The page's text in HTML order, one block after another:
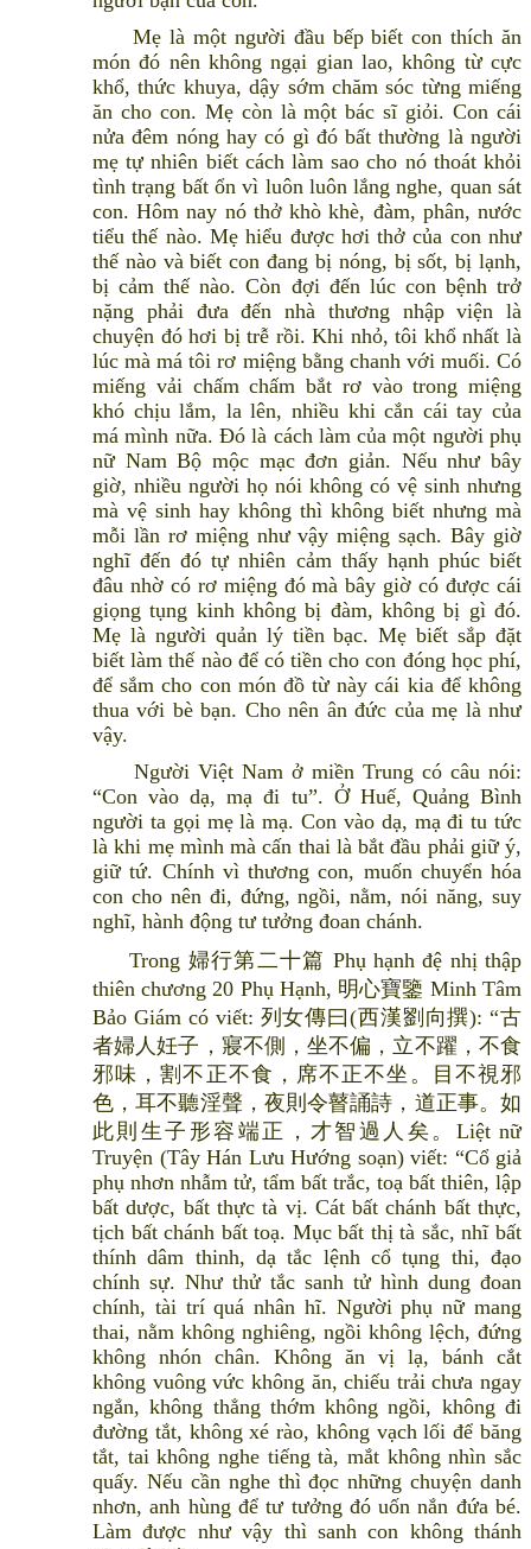
Mẹ là một người đầu bếp biết con thích ăn
món đó nên không ngại gian lao, không từ cực
khổ, thức khuya, dậy sớm chăm sóc từng miếng
ăn cho con. Mẹ còn là một bác sĩ giỏi. Con cái
nửa đêm nóng hay có gì đó bất thường là người
mẹ tự nhiên biết cách làm sao cho nó thoát khỏi
tình trạng bất ổn vì luôn luôn lắng nghe, quan sát
con. Hôm nay nó thở khò khè, đàm, phân, nước
tiểu thế nào. Mẹ hiểu được hơi thở của con như
thế nào và biết con đang bị nóng, bị sốt, bị lạnh,
bị cảm thế nào. Còn đợi đến lúc con bệnh trở
nặng phải đưa đến nhà thương nhập viện là
chuyện đó hơi bị trễ rồi. Khi nhỏ, tôi khổ nhất là
lúc mà má tôi rơ miệng bằng chanh với muối. Có
miếng vải chấm chấm bắt rơ vào trong miệng
khó chịu lắm, la lên, nhiều khi cắn cái tay của
má mình nữa. Đó là cách làm của một người phụ
nữ Nam Bộ mộc mạc đơn giản. Nếu như bây
giờ, nhiều người họ nói không có vệ sinh nhưng
mà vệ sinh hay không thì không biết nhưng mà
mỗi lần rơ miệng như vậy miệng sạch. Bây giờ
nghĩ đến đó tự nhiên cảm thấy hạnh phúc biết
đâu nhờ có rơ miệng đó mà bây giờ có được cái
giọng tụng kinh không bị đàm, không bị gì đó.
Mẹ là người quản lý tiền bạc. Mẹ biết sắp đặt
biết làm thế nào để có tiền cho con đóng học phí,
để sắm cho con món đồ từ này cái kia để không
thua với bè bạn. Cho nên ân đức của mẹ là như
vậy.
Người Việt Nam ở miền Trung có câu nói:
“Con vào dạ, mạ đi tu”. Ở Huế, Quảng Bình
người ta gọi mẹ là mạ. Con vào dạ, mạ đi tu tức
là khi mẹ mình mà cấn thai là bắt đầu phải giữ ý,
giữ tứ. Chính vì thương con, muốn chuyển hóa
con cho nên đi, đứng, ngồi, nằm, nói năng, suy
nghĩ, hành động tư tưởng đoan chánh.
Trong 婦行第二十篇 Phụ hạnh đệ nhị thập
thiên chương 20 Phụ Hạnh, 明心寶鑒 Minh Tâm
Bảo Giám có viết: 列女傳曰(西漢劉向撰): “古
者婦人妊子，寢不側，坐不偏，立不躍，不食
邪味，割不正不食，席不正不坐。目不視邪
色，耳不聽淫聲，夜則令瞽誦詩，道正事。如
此則生子形容端正，才智過人矣。Liệt nữ
Truyện (Tây Hán Lưu Hướng soạn) viết: “Cổ giả
phụ nhơn nhẫm tử, tẩm bất trắc, toạ bất thiên, lập
bất dược, bất thực tà vị. Cát bất chánh bất thực,
tịch bất chánh bất toạ. Mục bất thị tà sắc, nhĩ bất
thính dâm thinh, dạ tắc lệnh cổ tụng thi, đạo
chính sự. Như thử tắc sanh tử hình dung đoan
chính, tài trí quá nhân hĩ. Người phụ nữ mang
thai, nằm không nghiêng, ngồi không lệch, đứng
không nhón chân. Không ăn vị lạ, bánh cắt
không vuông vức không ăn, chiếu trải chưa ngay
ngắn, không thẳng thớm không ngồi, không đi
đường tắt, không xé rào, không vạch lối để băng
tắt, tai không nghe tiếng tà, mắt không nhìn sắc
quấy. Nếu cần nghe thì đọc những chuyện danh
nhơn, anh hùng để tư tưởng đó uốn nắn đứa bé.
Làm được như vậy thì sanh con không thánh